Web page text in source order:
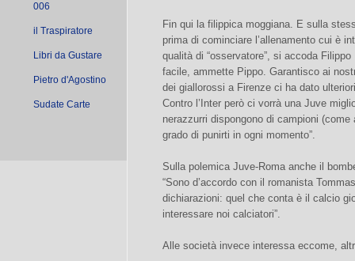
006
il Traspiratore
Libri da Gustare
Pietro d'Agostino
Sudate Carte
Fin qui la filippica moggiana. E sulla
prima di cominciare l’allenamento cui è
qualità di “osservatore”, si accoda
facile, ammette Pippo. Garantisco ai
dei giallorossi a Firenze ci ha dato
Contro l’Inter però ci vorrà una Juve
nerazzurri dispongono di campioni
grado di punirti in ogni momento”.
Sulla polemica Juve-Roma anche il
“Sono d’accordo con il romanista
dichiarazioni: quel che conta è il calcio
interessare noi calciatori”.
Alle società invece interessa eccome,